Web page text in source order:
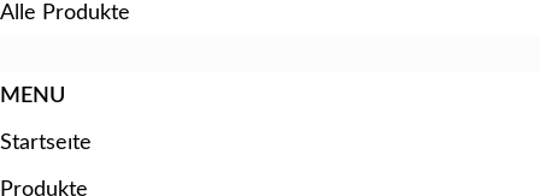
Alle Produkte
MENU
Startseıte
Produkte